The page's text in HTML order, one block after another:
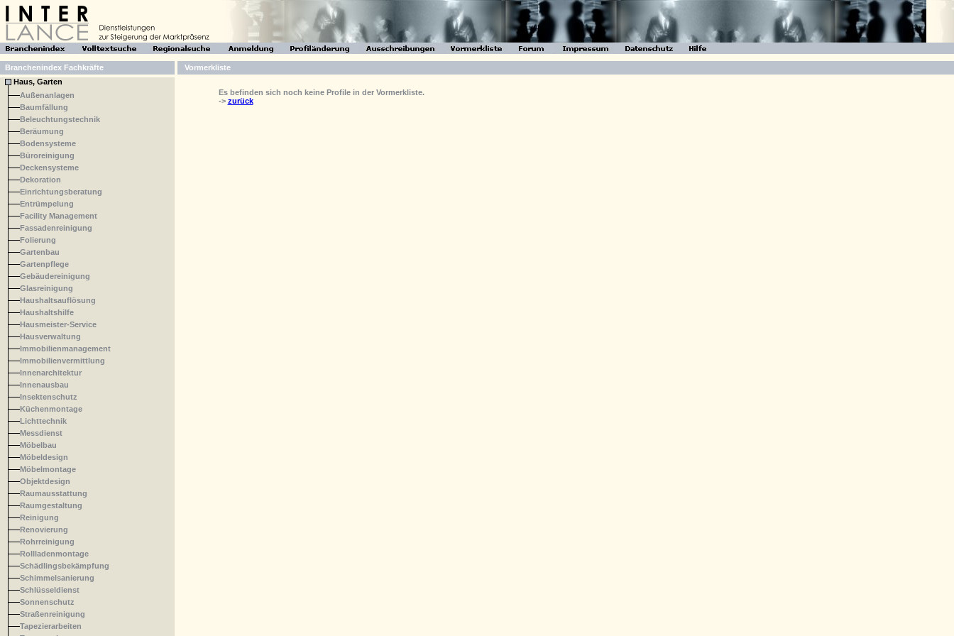
Branchenindex Fachkräfte Vormerkliste
Finanzwesen, Recht, Steuern
Fremdsprachen
Gesundheitswesen
Handel
Handwerk
Haus, Garten
Außenanlagen
Baumfällung
Beleuchtungstechnik
Beräumung
Bodensysteme
Büroreinigung
Deckensysteme
Dekoration
Einrichtungsberatung
Entrümpelung
Facility Management
Fassadenreinigung
Folierung
Gartenbau
Gartenpflege
Gebäudereinigung
Glasreinigung
Haushaltsauflösung
Haushaltshilfe
Hausmeister-Service
Hausverwaltung
Immobilienmanagement
Immobilienvermittlung
Innenarchitektur
Innenausbau
Insektenschutz
Küchenmontage
Lichttechnik
Messdienst
Möbelbau
Möbeldesign
Möbelmontage
Objektdesign
Raumausstattung
Raumgestaltung
Reinigung
Renovierung
Rohrreinigung
Rollladenmontage
Schädlingsbekämpfung
Schimmelsanierung
Schlüsseldienst
Sonnenschutz
Straßenreinigung
Tapezierarbeiten
Es befinden sich noch keine Profile in der Vormerkliste.
-> zurück